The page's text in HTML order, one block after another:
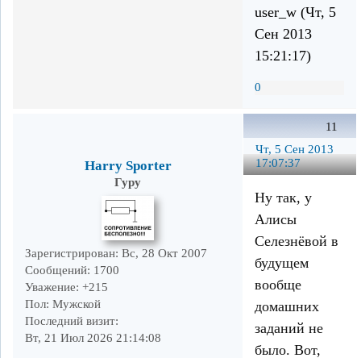
user_w (Чт, 5
Сен 2013
15:21:17)
0
11
Чт, 5 Сен 2013
17:07:37
Harry Sporter
Гуру
Зарегистрирован: Вс, 28 Окт 2007
Сообщений: 1700
Уважение: +215
Пол: Мужской
Последний визит:
Вт, 21 Июл 2026 21:14:08
Ну так, у
Алисы
Селезнёвой в
будущем
вообще
домашних
заданий не
было. Вот,